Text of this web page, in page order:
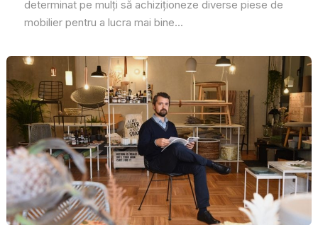
determinat pe mulți să achiziționeze diverse piese de
mobilier pentru a lucra mai bine...